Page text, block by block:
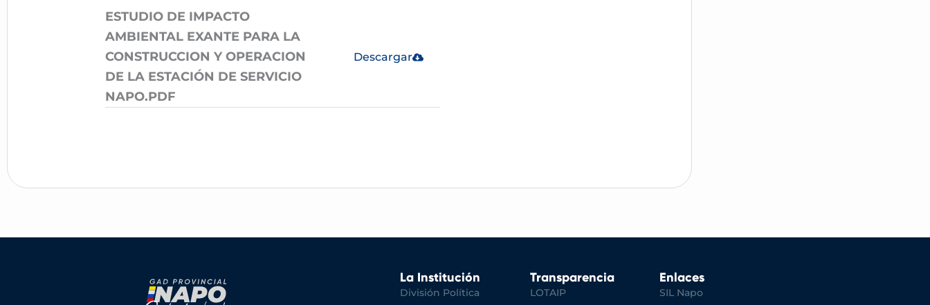
ESTUDIO DE IMPACTO
AMBIENTAL EXANTE PARA LA
CONSTRUCCION Y OPERACION
DE LA ESTACIÓN DE SERVICIO
NAPO.PDF
Descargar
La Institución
División Política
Transparencia
LOTAIP
Enlaces
SIL Napo